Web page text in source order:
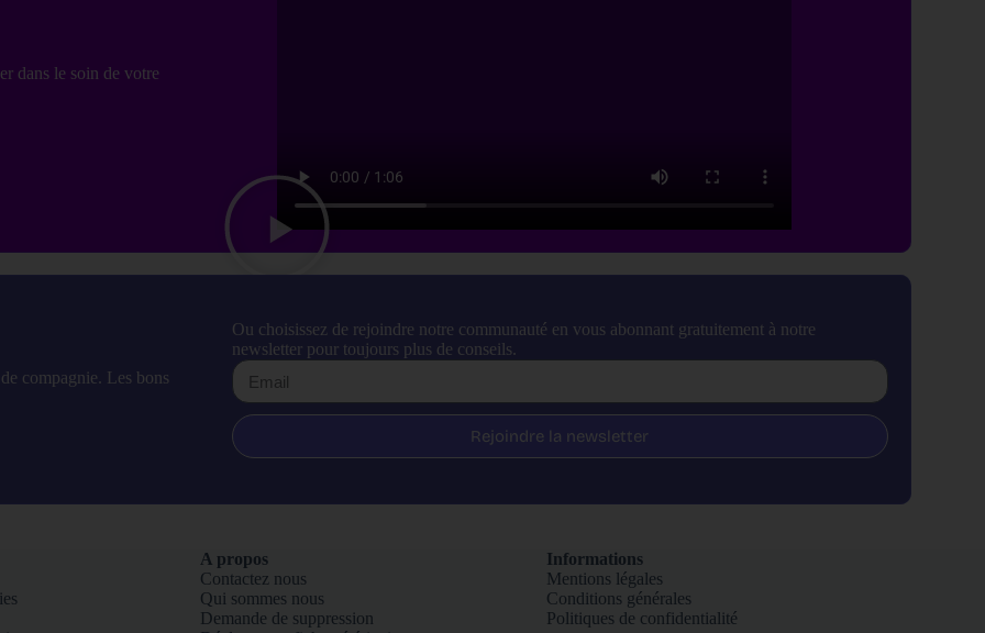
dans le soin de votre
compagnie. Les bons
Ou choisissez de rejoindre notre communauté en vous abonnant gratuitement à notre
newsletter pour toujours plus de conseils.
Rejoindre la newsletter
A propos
Contactez nous
Qui sommes nous
Demande de suppression
Informations
Mentions légales
Conditions générales
Politiques de confidentialité